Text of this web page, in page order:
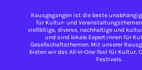
Rausgegangen ist die beste
für Kultur- und
vielfältige, diverse, nachhaltige und
und sind lokale Expert:innen für
Gesellschaftsthemen. Mit unserer
bieten wir das All-In-One-Tool für Kultur,
Festivals.